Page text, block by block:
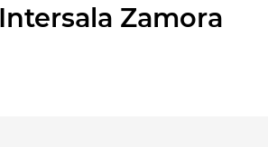
Zamora